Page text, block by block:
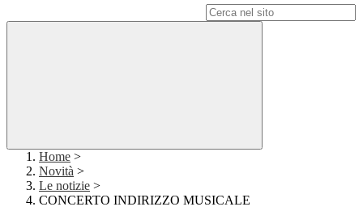
Home >
Novità >
Le notizie >
CONCERTO INDIRIZZO MUSICALE